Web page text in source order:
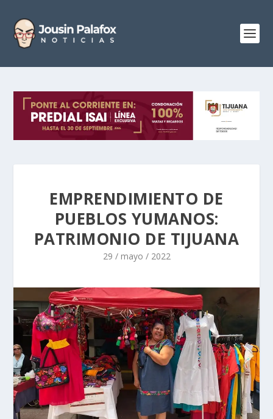
EMPRENDIMIENTO DE
PUEBLOS YUMANOS:
PATRIMONIO DE TIJUANA
29 / mayo / 2022